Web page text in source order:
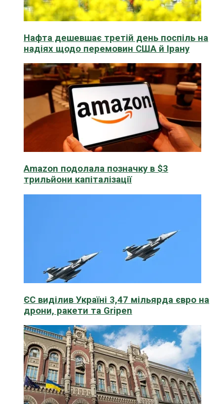
Нафта дешевшає третій день поспіль на
надіях щодо перемовин США й Ірану
Amazon подолала позначку в $3
трильйони капіталізації
ЄС виділив Україні 3,47 мільярда євро на
дрони, ракети та Gripen